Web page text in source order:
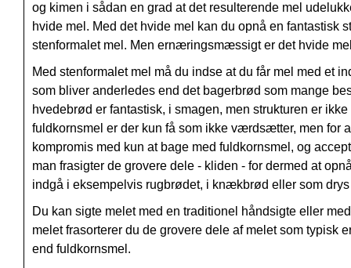
og kimen i sådan en grad at det resulterende mel
hvide mel. Med det hvide mel kan du opnå en fantastisk
stenformalet mel. Men ernæringsmæssigt er det hvide
Med stenformalet mel må du indse at du får mel med et
som bliver anderledes end det bagerbrød som mange
hvedebrød er fantastisk, i smagen, men strukturen er
fuldkornsmel er der kun få som ikke værdsætter, men for
kompromis med kun at bage med fuldkornsmel, og
man frasigter de grovere dele - kliden - for dermed at
indgå i eksempelvis rugbrødet, i knækbrød eller som
Du kan sigte melet med en traditionel håndsigte eller
melet frasorterer du de grovere dele af melet som typisk
end fuldkornsmel.